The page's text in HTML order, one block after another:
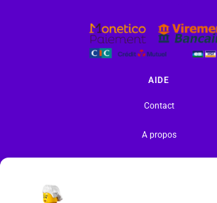
AIDE
Contact
A propos